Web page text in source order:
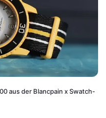
aus der Blancpain x Swatch-